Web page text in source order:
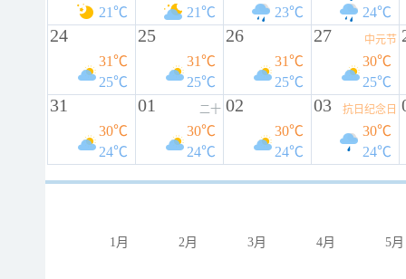
21℃
21℃
23℃
24℃
24
31℃
25℃
25
31℃
25℃
26
31℃
25℃
27 中元节
30℃
25℃
31
30℃
24℃
01 二十
30℃
24℃
02
30℃
24℃
03 抗日纪念日
30℃
24℃
1月 2月 3月 4月 5月